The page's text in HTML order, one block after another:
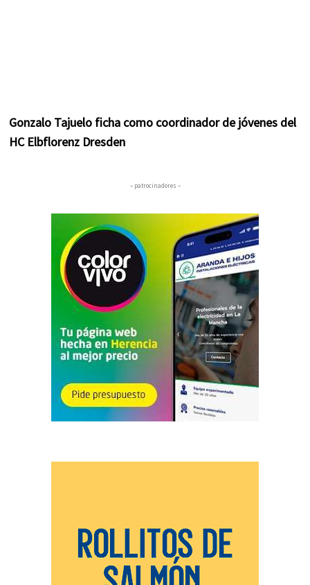
Gonzalo Tajuelo ficha como coordinador de jóvenes del
HC Elbflorenz Dresden
– patrocinadores –